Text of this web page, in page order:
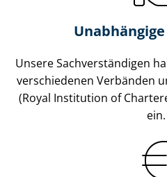
Unsere Sach­ver­stän­di­gen
verschiedenen Verbänden
(Royal Institution of
ein.